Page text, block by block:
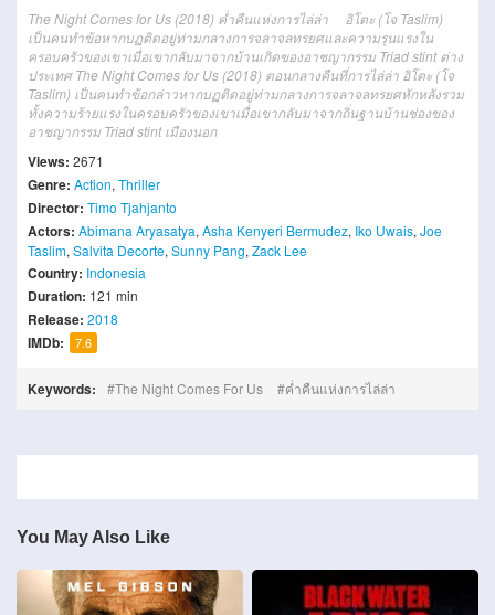
The Night Comes for Us (2018) ค่ำคืนแห่งการไล่ล่า อิโตะ (โจ Taslim)
เป็นคนทำข้อหากบฏติดอยู่ท่ามกลางการจลาจลทรยศและความรุนแรงใน
ครอบครัวของเขาเมื่อเขากลับมาจากบ้านเกิดของอาชญากรรม Triad stint ต่าง
ประเทศ The Night Comes for Us (2018) ตอนกลางคืนที่การไล่ล่า อิโตะ (โจ
Taslim) เป็นคนทำข้อกล่าวหากบฏติดอยู่ท่ามกลางการจลาจลทรยศหักหลังรวม
ทั้งความร้ายแรงในครอบครัวของเขาเมื่อเขากลับมาจากถิ่นฐานบ้านช่องของ
อาชญากรรม Triad stint เมืองนอก
Views: 2671
Genre: Action, Thriller
Director: Timo Tjahjanto
Actors: Abimana Aryasatya, Asha Kenyeri Bermudez, Iko Uwais, Joe
Taslim, Salvita Decorte, Sunny Pang, Zack Lee
Country: Indonesia
Duration: 121 min
Release: 2018
IMDb: 7.6
Keywords: The Night Comes For Us ค่ำคืนแห่งการไล่ล่า
You May Also Like